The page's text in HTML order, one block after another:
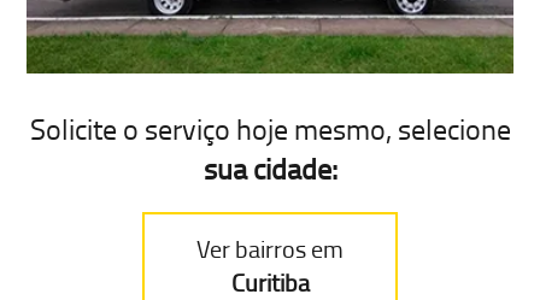
Solicite o serviço hoje mesmo, selecione
sua cidade:
Ver bairros em
Curitiba